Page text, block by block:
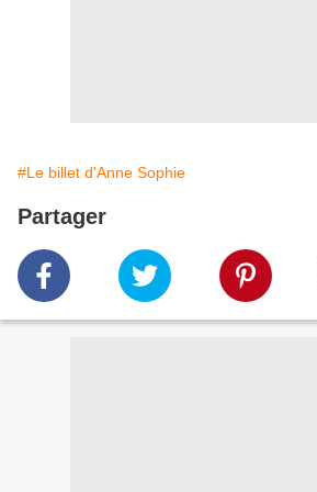
#Le billet d'Anne Sophie
Partager